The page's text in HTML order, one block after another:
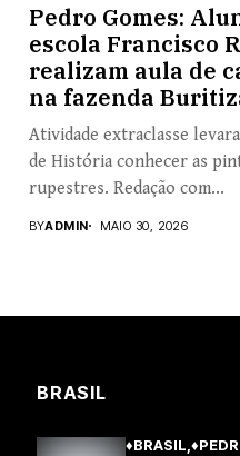
Pedro Gomes:
escola Francisco
realizam aula de
na fazenda
Atividade extraclasse
de História conhecer as
rupestres. Redação com...
BYADMIN MAIO 30, 2026
BRASIL
♦BRASIL